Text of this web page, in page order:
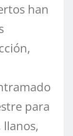
han
para